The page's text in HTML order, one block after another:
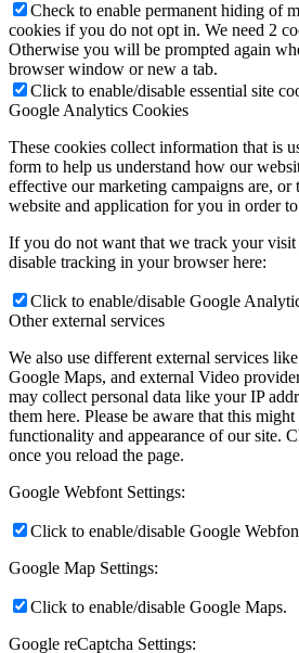
Check to enable permanent hiding of
cookies if you do not opt in. We need 2
Otherwise you will be prompted again
browser window or new a tab.
Click to enable/disable essential site
Google Analytics Cookies
These cookies collect information that is
form to help us understand how our
effective our marketing campaigns are, or
website and application for you in order
If you do not want that we track your visit
disable tracking in your browser here:
Click to enable/disable Google
Other external services
We also use different external services
Google Maps, and external Video
may collect personal data like your IP
them here. Please be aware that this
functionality and appearance of our site.
once you reload the page.
Google Webfont Settings:
Click to enable/disable Google
Google Map Settings:
Click to enable/disable Google Maps.
Google reCaptcha Settings: